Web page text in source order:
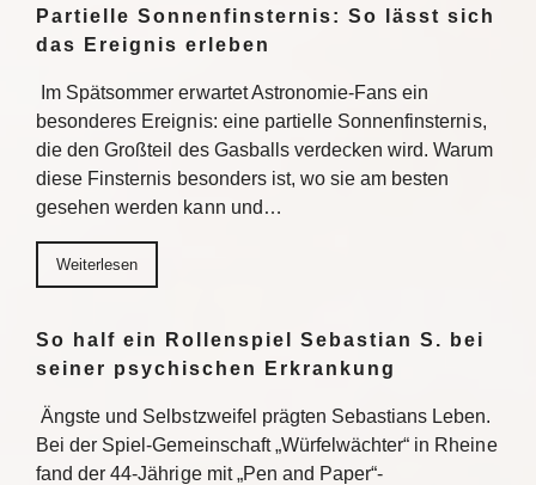
Partielle Sonnenfinsternis: So lässt sich
das Ereignis erleben
Im Spätsommer erwartet Astronomie-Fans ein
besonderes Ereignis: eine partielle Sonnenfinsternis,
die den Großteil des Gasballs verdecken wird. Warum
diese Finsternis besonders ist, wo sie am besten
gesehen werden kann und…
Weiterlesen
So half ein Rollenspiel Sebastian S. bei
seiner psychischen Erkrankung
Ängste und Selbstzweifel prägten Sebastians Leben.
Bei der Spiel-Gemeinschaft „Würfelwächter“ in Rheine
fand der 44-Jährige mit „Pen and Paper“-